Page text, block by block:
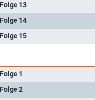
Folge 13
Folge 14
Folge 15
Folge 1
Folge 2